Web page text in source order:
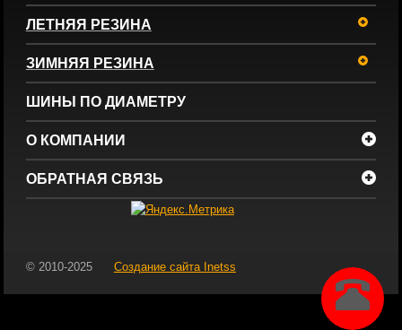
ЛЕТНЯЯ РЕЗИНА
ЗИМНЯЯ РЕЗИНА
ШИНЫ ПО ДИАМЕТРУ
О КОМПАНИИ
ОБРАТНАЯ СВЯЗЬ
© 2010-2025 Создание сайта Inetss